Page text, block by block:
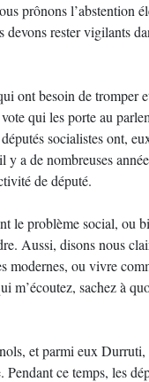
prônons l’abstention
rester vigilants
ont besoin de tromper
qui les porte au
socialistes ont,
a de nombreuses
de député.
le problème social, ou
Aussi, disons nous
modernes, ou vivre
sachez à
et parmi eux
ce temps, les